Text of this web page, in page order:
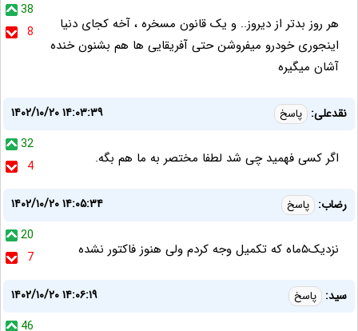
38
8
هر روز بدتر از دیروز.. و یک قانون مسخره ، آخه کجای دنیا
اینجوری خودرو میفروشن حتی آفریقایی ها هم بشنون خنده
آشان میگیره
نقدعلی: پاسخ
۱۴۰۲/۱۰/۲۰ ۱۴:۰۳:۳۹
32
4
اگر کسی فهمید چی شد لطفا مختصر به ما هم بگه.
رضاب: پاسخ
۱۴۰۲/۱۰/۲۰ ۱۴:۰۵:۳۴
20
7
نزدیک۵ماه که تکمیل وجه کردم ولی هنوز فاکتور نشده
سید: پاسخ
۱۴۰۲/۱۰/۲۰ ۱۴:۰۶:۱۹
46